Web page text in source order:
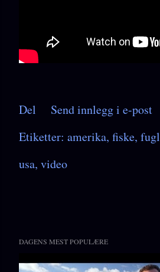
Del
Send innlegg i e-post
Etiketter: amerika fiske fugl
usa video
DAGENS MEST POPULÆRE